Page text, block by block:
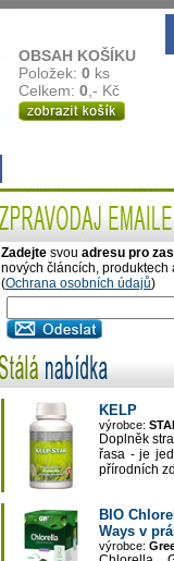
OBSAH KOŠÍKU
Položek: 0 ks
Celkem: 0 ,- Kč
Zadejte svou adresu pro
nových článcích, produktech
(Ochrana osobních údajů)
KELP
výrobce:
Doplněk
řasa - je
přírodních
BIO
Ways v
výrobce: